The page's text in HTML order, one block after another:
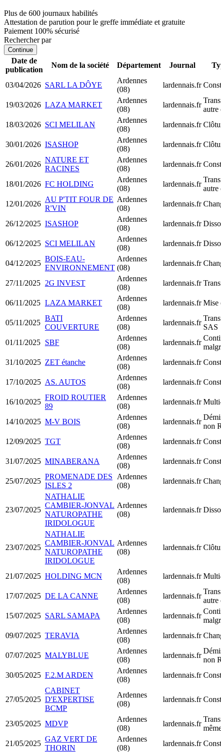
Plus de 600 journaux habilités
Attestation de parution pour le greffe immédiate et gratuite
Paiement 100% sécurisé
Rechercher par
Continue
Date de
publication
Nom de la société Département Journal
03/04/2026 SARL LA DÔYE
Ardennes
(08)
lardennais.fr
19/03/2026 LAZA MARKET
Ardennes
(08)
lardennais.fr
autre
18/03/2026 SCI MELILAN
Ardennes
(08)
lardennais.fr
30/01/2026 ISASHOP
Ardennes
(08)
lardennais.fr
26/01/2026
NATURE ET
RACINES
Ardennes
(08)
lardennais.fr
18/01/2026 FC HOLDING
Ardennes
(08)
lardennais.fr
autre
12/01/2026
AU P'TIT FOUR DE
R'VIN
Ardennes
(08)
lardennais.fr
26/12/2025 ISASHOP
Ardennes
(08)
lardennais.fr
06/12/2025 SCI MELILAN
Ardennes
(08)
lardennais.fr
04/12/2025
BOIS-EAU-
ENVIRONNEMENT
Ardennes
(08)
lardennais.fr
27/11/2025 2G INVEST
Ardennes
(08)
lardennais.fr
06/11/2025 LAZA MARKET
Ardennes
(08)
lardennais.fr Mise
05/11/2025
BATI
COUVERTURE
Ardennes
(08)
lardennais.fr
SAS
01/11/2025 SBF
Ardennes
(08)
lardennais.fr
31/10/2025 ZET étanche
Ardennes
(08)
lardennais.fr
17/10/2025 AS. AUTOS
Ardennes
(08)
lardennais.fr
16/10/2025
FROID ROUTIER
89
Ardennes
(08)
lardennais.fr
14/10/2025 M-V BOIS
Ardennes
(08)
lardennais.fr
non
12/09/2025 TGT
Ardennes
(08)
lardennais.fr
31/07/2025 MINABERANA
Ardennes
(08)
lardennais.fr
25/07/2025
PROMENADE DES
ISLES 2
Ardennes
(08)
lardennais.fr
23/07/2025
NATHALIE
CAMBIER-JONVAL
NATUROPATHE
IRIDOLOGUE
Ardennes
(08)
lardennais.fr
23/07/2025
NATHALIE
CAMBIER-JONVAL
NATUROPATHE
IRIDOLOGUE
Ardennes
(08)
lardennais.fr
21/07/2025 HOLDING MCN
Ardennes
(08)
lardennais.fr
17/07/2025 DE LA CANNE
Ardennes
(08)
lardennais.fr
autre
15/07/2025 SARL SAMAPA
Ardennes
(08)
lardennais.fr
09/07/2025 TERAVIA
Ardennes
(08)
lardennais.fr
07/07/2025 MALYBLUE
Ardennes
(08)
lardennais.fr
non
30/05/2025 F.2.M ARDEN
Ardennes
(08)
lardennais.fr
27/05/2025
CABINET
D'EXPERTISE
BCMP
Ardennes
(08)
lardennais.fr
23/05/2025 MDVP
Ardennes
(08)
lardennais.fr
21/05/2025
GAZ VERT DE
THORIN
Ardennes
(08)
lardennais.fr